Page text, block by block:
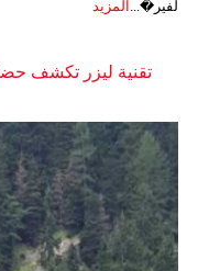
لفير�...
المزيد
تقنية ليزر تكشف